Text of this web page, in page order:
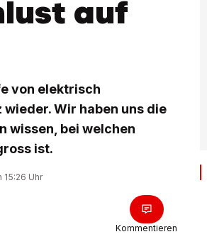
auf
von elektrisch
Wir haben uns die
wissen, bei welchen
ist.
15:26 Uhr
Kommentieren